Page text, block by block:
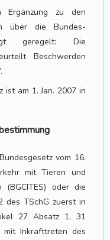
Ergänzung zu den
über die Bundes­
geregelt: Die
Beschwerden
ist am 1. Jan. 2007 in
vom 16.
mit Tieren und
(BGCITES) oder die
des TSchG zuerst in
27 Absatz 1, 31
Inkrafttreten des